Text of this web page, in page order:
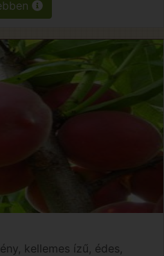
kellemes ízű, édes,